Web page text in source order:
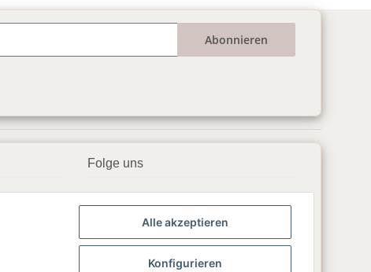
Abonnieren
Folge uns
▶️ YouTube
📸 Instagram
Alle akzeptieren
Konfigurieren